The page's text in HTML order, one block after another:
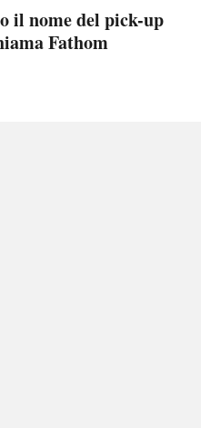
il nome del pick-up
Fathom